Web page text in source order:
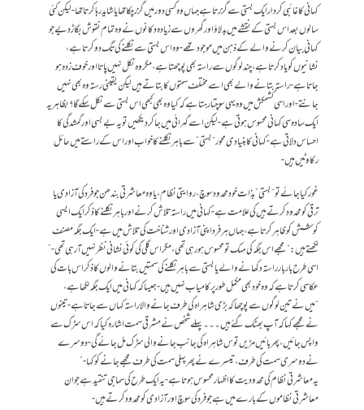
کہانی کا غائبی کردار ایک بستی سے گزرتا ہے جہاں وہ کسی دور میں گزر چکا تھا یا شاید رہا کرتا تھا- لیکن کئی
سالوں بعد اس بستی کے نقشے میں بدلاؤ اور گھروں سے زیادہ دکانوں نے وہ تمام نقوش بگاڑ دیے جو
کہانی بیان کرنے والے کے ذہن میں موجود تھے- وہ اس بستی سے نکلنے کی تگ دو کرتا ہے،
نشانیوں کو یاد کرتا ہے، چند لوگوں سے راستہ بھی پوچھتا ہے، مگر وہ نکل نہیں پاتا اور خوف زدہ ہو
جاتا ہے- راستہ بتانے والے بھی اسے مختلف سمتوں کا بتاتے ہیں لیکن یقینی رستہ وہ بھی نہیں
جانتے- اور اسی کشمکش میں وہ یہی سوچتا رہتا ہے کہ کیا وہ بھی کبھی اس بستی سے نکل سکے گا؟ بظاہر یہ
ایک سادہ سی کہانی محسوس ہوتی ہے- لیکن اسے گہرائی میں جا کر دیکھیں تو یہ بے بسی اور گمشدگی کا
احساس دلاتی ہے- کہانی کا بنیادی محور “بستی” سے باہر نکلنے کا خواب اور اس کے راستے میں حائل
رکاوٹیں ہیں-
غور کیا جائے تو “بستی” بذات خود محدود سوچ، روایتی نظام، یا وہ معاشرتی بندھن جو فرد کی آزادی یا
ترقی کو محدود کرتے ہیں کی علامت ہے- کہانی میں راستہ تلاش کرنے اور باہر نکلنے کا ذکر ایک ایسی
کوشش کو ظاہر کرتا ہے، جہاں ہر فرد اپنی آزادی اور شناخت کی تلاش میں ہے- ایک جگہ مصنف
لکھتے ہیں: “مجھے اس جگہ کی مہک تو محسوس ہو رہی تھی، مگر اس گلی کی کوئی نشانی نظر نہیں آ رہی تھی-”
اسی طرح بار بار راستہ دکھانے والے یا بستی سے باہر نکلنے کی سمتیں بتانے والوں کا ذکر اس بات کی
عکاسی کرتا ہے کہ وہ خود بھی مکمل طور پر کامیاب نہیں ہیں- جیسا کہ کہانی میں ایک جگہ لکھا ہے،
“میں نے تین لوگوں سے پوچھا کہ بڑی شاہراہ کی طرف جانے والا راستہ کہاں سے جاتا ہے- تینوں
نے مجھے کہا کہ آپ بھٹک گئے ہیں۔۔۔ پہلے شخص نے مشرقی سمت اشارہ کیا کہ اس سڑک سے
واپس جائیں، پھر بائیں مڑیں تو س شاہراہ کی جانب جانے والی سڑک مل جائے گی- دوسرے
نے دوسری سمت کی طرف، تیسرے نے پھر پہلی سمت کی طرف مجھے جانے کو کہا-”
یہ معاشرتی نظام کی محدودیت کا اظہار محسوس ہوتا ہے- یہ ایک طرح کی سماجی تنقید ہے جو ان
معاشرتی نظاموں کے بارے میں ہے جو فرد کی سوچ اور آزادی کو محدود کرتے ہیں-